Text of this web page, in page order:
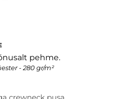
pehme.
- 280 gr/m²